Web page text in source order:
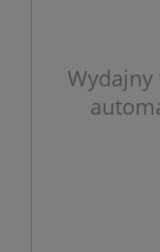
Wydajny